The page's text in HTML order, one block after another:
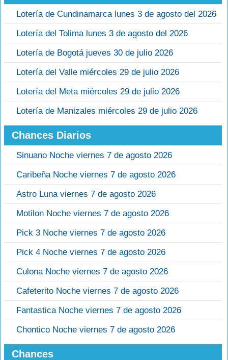
Lotería de Cundinamarca lunes 3 de agosto del 2026
Lotería del Tolima lunes 3 de agosto del 2026
Lotería de Bogotá jueves 30 de julio 2026
Lotería del Valle miércoles 29 de julio 2026
Lotería del Meta miércoles 29 de julio 2026
Lotería de Manizales miércoles 29 de julio 2026
Chances Diarios
Sinuano Noche viernes 7 de agosto 2026
Caribeña Noche viernes 7 de agosto 2026
Astro Luna viernes 7 de agosto 2026
Motilon Noche viernes 7 de agosto 2026
Pick 3 Noche viernes 7 de agosto 2026
Pick 4 Noche viernes 7 de agosto 2026
Culona Noche viernes 7 de agosto 2026
Cafeterito Noche viernes 7 de agosto 2026
Fantastica Noche viernes 7 de agosto 2026
Chontico Noche viernes 7 de agosto 2026
Chances